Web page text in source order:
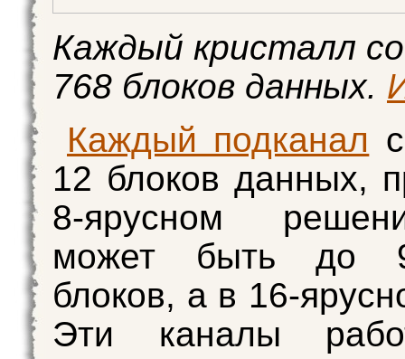
Каждый кристалл
768 блоков данных.
Каждый подканал
12 блоков данных,
8-ярусном
может быть до
блоков, а в 16-
Эти каналы